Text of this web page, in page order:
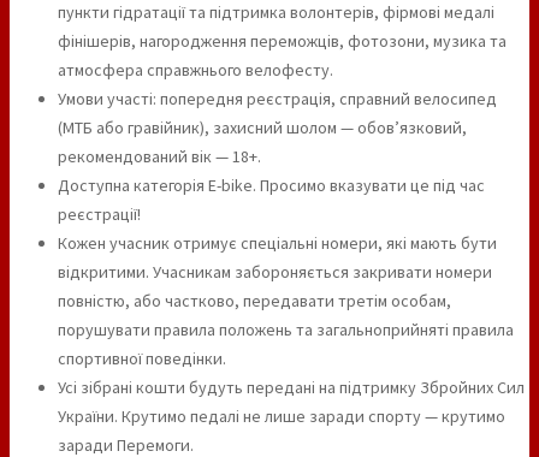
пункти гідратації та підтримка волонтерів, фірмові медалі
фінішерів, нагородження переможців, фотозони, музика та
атмосфера справжнього велофесту.
Умови участі: попередня реєстрація, справний велосипед
(МТБ або гравійник), захисний шолом — обов’язковий,
рекомендований вік — 18+.
Доступна категорія E-bike. Просимо вказувати це під час
реєстрації!
Кожен учасник отримує спеціальні номери, які мають бути
відкритими. Учасникам забороняється закривати номери
повністю, або частково, передавати третім особам,
порушувати правила положень та загальноприйняті правила
спортивної поведінки.
Усі зібрані кошти будуть передані на підтримку Збройних Сил
України. Крутимо педалі не лише заради спорту — крутимо
заради Перемоги.